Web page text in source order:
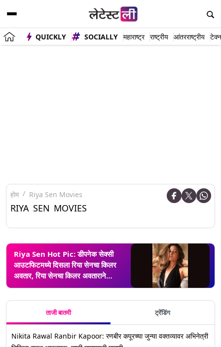
QUICKLY SOCIALLY महाराष्ट्र राष्ट्रीय आंतरराष्ट्रीय
होम Riya Sen Movies
RIYA SEN MOVIES
Riya Sen Hot Pic: डीपनेक सेक्सी
आउटफिटमध्ये दिसला रिया सेनचा किलर
अवतार, रिया सेनचा किलर अवताराने
चाहत्यांना केलं घायाळ
ताजी बातमी ट्रेंडिंग
Nikita Rawal Ranbir Kapoor: रणबीर कपूरच्या जुन्या वक्तव्यावर अभिनेत्री